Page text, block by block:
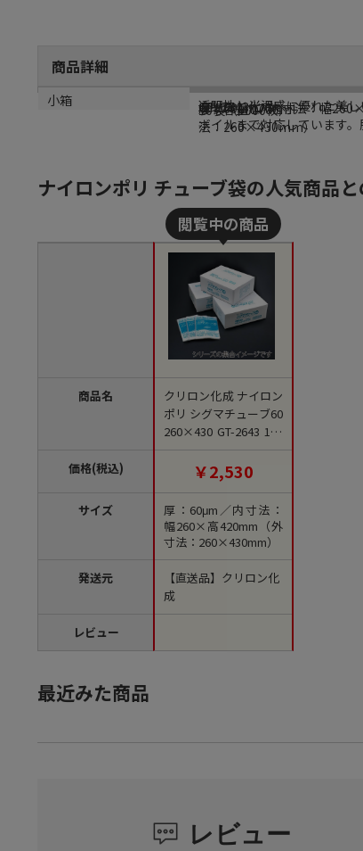
商品詳細
商品説明
透明性と光沢感に優れた美
ボイルまで対応しています
メーカー名
クリロン化成
メーカー品番
GT-2643
サイズ
厚：60μm／内寸法：幅
法：260×430mm）
内容量
参考容量:2700ml
小箱
10袋（1000枚）
ナイロンポリ チューブ袋の人気商品
商品名
価格(税込)
サイズ
発送元
レビュー
クリロン化成 ナイロン
ポリ シグマチューブ60
260×430 GT-2643 100
枚/袋（ご注文単位10
袋）【直送品】
￥2,530
厚：60μm／内寸法：
幅260×高420mm（外
寸法：260×430mm）
【直送品】クリロン化
成
最近みた商品
レビュー